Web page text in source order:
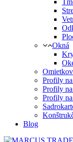
Okná
Profily
Profily
Profily
Blog